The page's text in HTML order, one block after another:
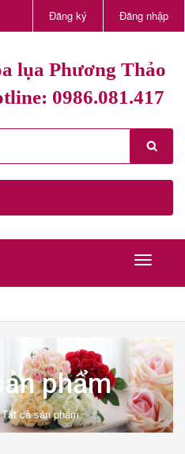
Đăng ký Đăng nhập
lụa Phương Thảo
0986.081.417
phẩm
Tất cả sản phẩm